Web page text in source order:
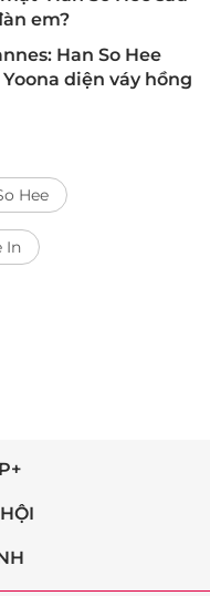
em?
Han So Hee
diện váy hồng
Hee
In